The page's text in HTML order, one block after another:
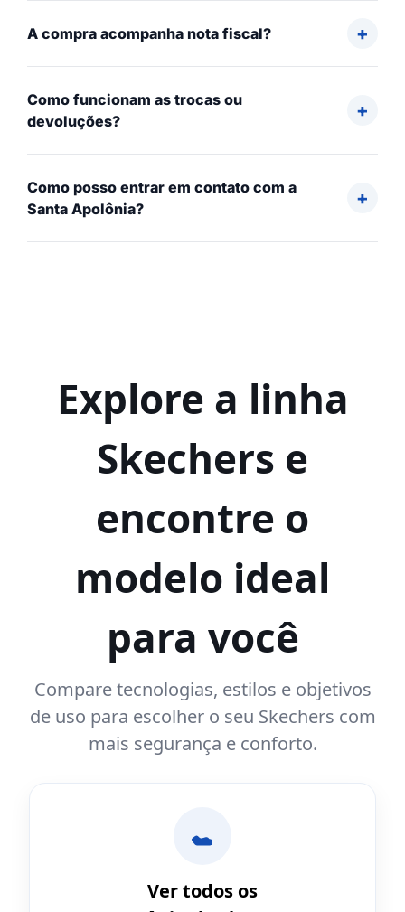
A compra acompanha nota fiscal?
Como funcionam as trocas ou
devoluções?
Como posso entrar em contato com a
Santa Apolônia?
Explore a linha
Skechers e
encontre o
modelo ideal
para você
Compare tecnologias, estilos e objetivos
de uso para escolher o seu Skechers com
mais segurança e conforto.
Ver todos os